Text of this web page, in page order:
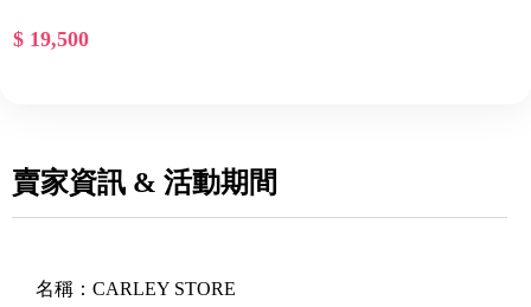
$ 19,500
賣家資訊 & 活動期間
名稱： CARLEY STORE